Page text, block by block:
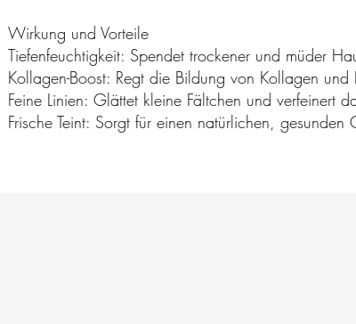
Wirkung und Vorteile
Tiefenfeuchtigkeit: Spendet trockener und müder
Kollagen-Boost: Regt die Bildung von Kollagen und
Feine Linien: Glättet kleine Fältchen und verfeinert
Frische Teint: Sorgt für einen natürlichen, gesunden